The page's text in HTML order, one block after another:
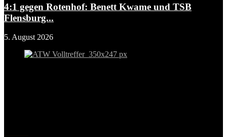
4:1 gegen Rotenhof: Benett Kwame und TSB
Flensburg...
5. August 2026